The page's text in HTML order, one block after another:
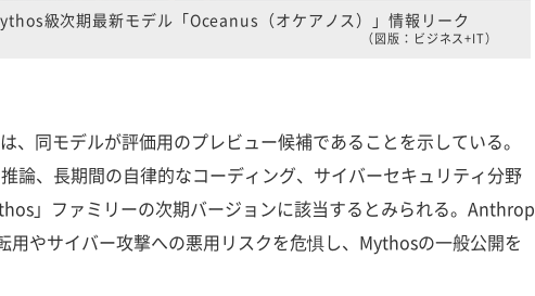
級次期最新モデル「Oceanus（オケアノス）」情報リーク
（図版：ビジネス+IT）
、同モデルが評価用のプレビュー候補であることを示している。
論、長期間の自律的なコーディング、サイバーセキュリティ分野
」ファミリーの次期バージョンに該当するとみられる。Anthrop
用やサイバー攻撃への悪用リスクを危惧し、Mythosの一般公開を